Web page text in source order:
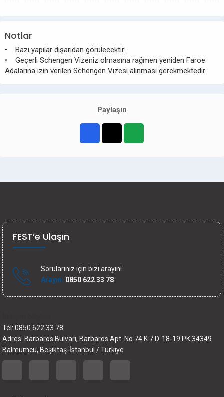
Notlar
• Bazı yapılar dışarıdan görülecektir.
• Geçerli Schengen Vizeniz olmasına rağmen yeniden Faroe
Adalarına izin verilen Schengen Vizesi alınması gerekmektedir.
Paylaşın
FEST’e Ulaşın
Sorularınız için bizi arayın!
Arayın: 0850 622 33 78
Tel: 0850 622 33 78
Adres: Barbaros Bulvarı, Barbaros Apt. No.74 K.7 D. 18-19 PK.34349
Balmumcu, Beşiktaş-İstanbul / Türkiye